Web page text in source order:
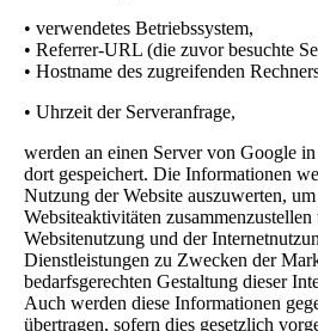
• verwendetes Betriebssystem,
• Referrer-URL (die zuvor besuchte
• Hostname des zugreifenden
• Uhrzeit der Serveranfrage,
werden an einen Server von Google
dort gespeichert. Die Informationen
Nutzung der Website auszuwerten,
Websiteaktivitäten
Websitenutzung und der
Dienstleistungen zu Zwecken der
bedarfsgerechten Gestaltung dieser
Auch werden diese Informationen
übertragen, sofern dies gesetzlich